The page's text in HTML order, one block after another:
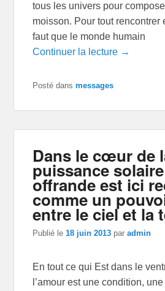
tous les univers pour
moisson. Pour tout rencontrer
faut que le monde humain
Continuer la lecture →
Posté dans messages
Dans le cœur de
puissance
offrande est ici
comme un
entre le ciel et la
Publié le18 juin 2013 paradmin
En tout ce qui Est dans le
l’amour est une condition,